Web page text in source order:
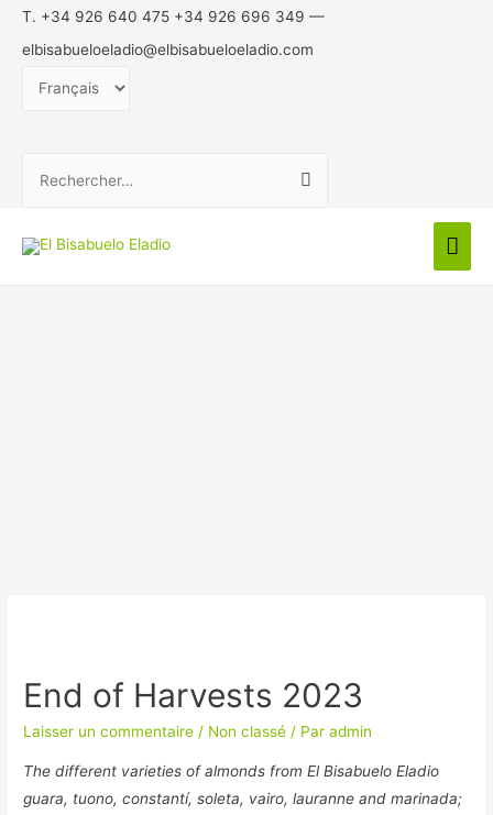
T. +34 926 640 475 +34 926 696 349 —
elbisabueloeladio@elbisabueloeladio.com
Choisir
End of Harvests 2023
Laisser un commentaire / Non classé / Paradmin
The different varieties of almonds from El Bisabuelo Eladio
guara, tuono, constantí, soleta, vairo, lauranne and marinada;